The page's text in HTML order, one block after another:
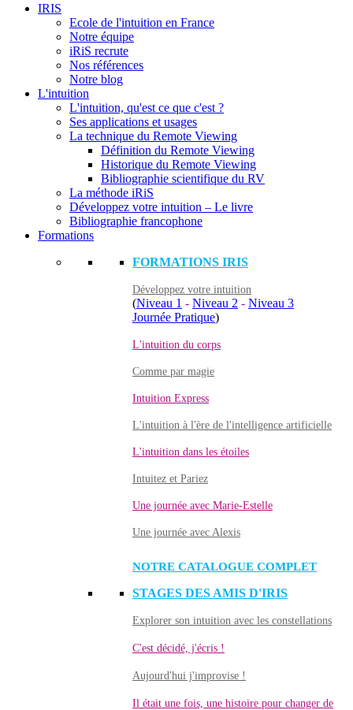
IRIS
Ecole de l'intuition en France
Notre équipe
iRiS recrute
Nos références
Notre blog
L'intuition
L'intuition, qu'est ce que c'est ?
Ses applications et usages
La technique du Remote Viewing
Définition du Remote Viewing
Historique du Remote Viewing
Bibliographie scientifique du RV
La méthode iRiS
Développez votre intuition – Le livre
Bibliographie francophone
Formations
FORMATIONS IRIS
Développez votre intuition
(Niveau 1 - Niveau 2 - Niveau 3
Journée Pratique)
L'intuition du corps
Comme par magie
Intuition Express
L'intuition à l'ère de l'intelligence artificielle
L'intuition dans les étoiles
Intuitez et Pariez
Une journée avec Marie-Estelle
Une journée avec Alexis
NOTRE CATALOGUE COMPLET
STAGES DES AMIS D'IRIS
Explorer son intuition avec les constellations
C'est décidé, j'écris !
Aujourd'hui j'improvise !
Il était une fois, une histoire pour changer de